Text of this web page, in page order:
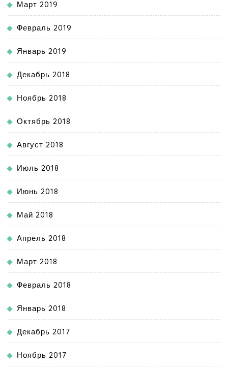
Март 2019
Февраль 2019
Январь 2019
Декабрь 2018
Ноябрь 2018
Октябрь 2018
Август 2018
Июль 2018
Июнь 2018
Май 2018
Апрель 2018
Март 2018
Февраль 2018
Январь 2018
Декабрь 2017
Ноябрь 2017